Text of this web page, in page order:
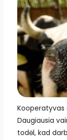
Kooperatyvas
Daugiausia
todėl, kad